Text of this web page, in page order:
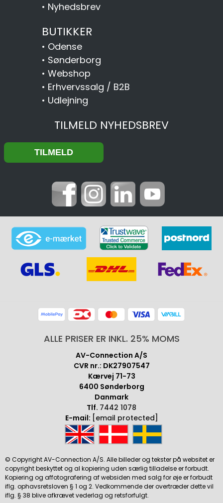
• Nyhedsbrev
BUTIKKER
• Odense
• Sønderborg
• Webshop
• Erhvervssalg / B2B
• Udlejning
TILMELD NYHEDSBREV
ALLE PRISER ER INKL. 25% MOMS
AV-Connection A/S
CVR nr.: DK27907547
Kærvej 71-73
6400 Sønderborg
Danmark
Tlf. 7442 1078
E-mail: [email protected]
© Copyright AV-Connection A/S. Alle billeder og tekster på websitet er
copyright beskyttet og al kopiering uden særlig tilladelse er forbudt.
Kopiering og affotografering af websiden med salg for øje er forbudt
iflg. ophavsretsloven § 1 og 2. Vedkommende der overtræder dette vil
iflg. § 38 blive afkrævet vederlag og retsforfulgt.